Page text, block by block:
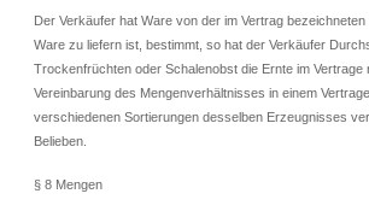
Der Verkäufer hat Ware von der im Vertrag
Ware zu liefern ist, bestimmt, so hat der Verkäufer
Trockenfrüchten oder Schalenobst die Ernte im
Vereinbarung des Mengenverhältnisses in einem
verschiedenen Sortierungen desselben Erzeugnisses
Belieben.
§ 8 Mengen